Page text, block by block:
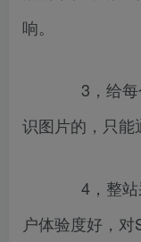
响。
3，给每
识图片的，只能
4，整站
户体验度好，